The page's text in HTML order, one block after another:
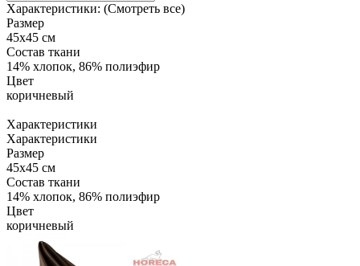
Характеристики: (Смотреть все)
Размер
45х45 см
Состав ткани
14% хлопок, 86% полиэфир
Цвет
коричневый
Характеристики
Характеристики
Размер
45х45 см
Состав ткани
14% хлопок, 86% полиэфир
Цвет
коричневый